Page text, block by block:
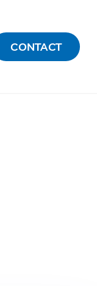
CONTACT